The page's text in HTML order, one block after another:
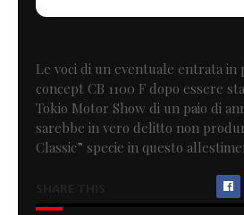
Le voci di un eventuale entrata in
concept CB 1100 F dopo essere
Tokio Motor Show di un paio di
sarebbe in vero delitto non
Classic” specie in questo